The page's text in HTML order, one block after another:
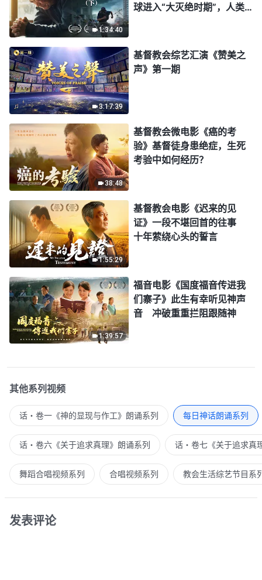
1:34:40
球进入“大灭绝时期”，人类
3:17:39
基督教会综艺汇演《赞美之
声》第一期
38:48
基督教会微电影《癌的考
验》基督徒身患绝症，生死
考验中如何经历？
1:55:29
基督教会电影《迟来的见
证》一段不堪回首的往事
十年萦绕心头的誓言
1:39:57
福音电影《国度福音传进我
们寨子》此生有幸听见神声
音 冲破重重拦阻跟随神
其他系列视频
话・卷一《神的显现与作工》朗诵系列 每日神话朗诵系列
话・卷六《关于追求真理》朗诵系列 话・卷七《关于追求真
舞蹈合唱视频系列 合唱视频系列 教会生活综艺节目系
发表评论